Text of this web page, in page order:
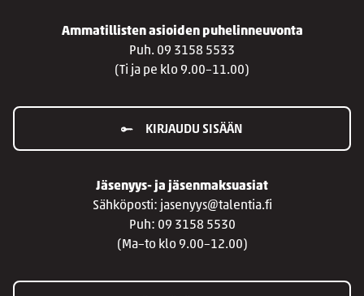
Ammatillisten asioiden puhelinneuvonta
Puh. 09 3158 5533
(Ti ja pe klo 9.00–11.00)
KIRJAUDU SISÄÄN
Jäsenyys- ja jäsenmaksuasiat
Sähköposti: jasenyys@talentia.fi
Puh: 09 3158 5530
(Ma–to klo 9.00–12.00)